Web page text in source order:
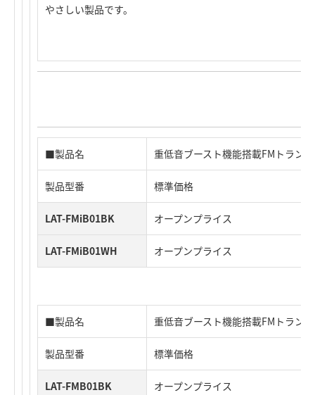
やさしい製品です。
■製品名 重低音ブースト機能搭載FMトラン
製品型番 標準価格
LAT-FMiB01BK オープンプライス
LAT-FMiB01WH オープンプライス
■製品名 重低音ブースト機能搭載FMトラン
製品型番 標準価格
LAT-FMB01BK オープンプライス